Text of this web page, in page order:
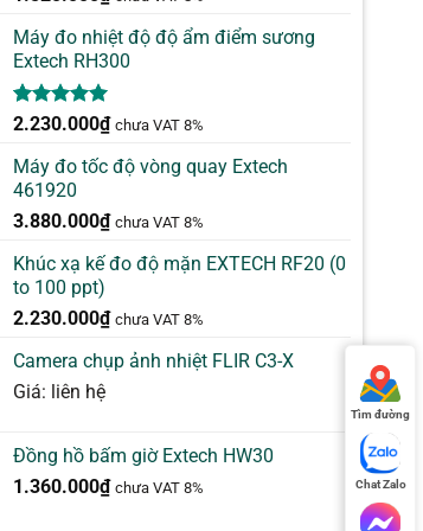
đánh giá
Máy đo nhiệt độ độ ẩm điểm sương
Extech RH300
5.00trên 5
1
đánh giá
2.230.000₫ chưa VAT 8%
Máy đo tốc độ vòng quay Extech
461920
3.880.000₫ chưa VAT 8%
Khúc xạ kế đo độ mặn EXTECH RF20 (0
to 100 ppt)
2.230.000₫ chưa VAT 8%
Camera chụp ảnh nhiệt FLIR C3-X
Giá: liên hệ
Đồng hồ bấm giờ Extech HW30
1.360.000₫ chưa VAT 8%
Tìm đường
Chat Zalo